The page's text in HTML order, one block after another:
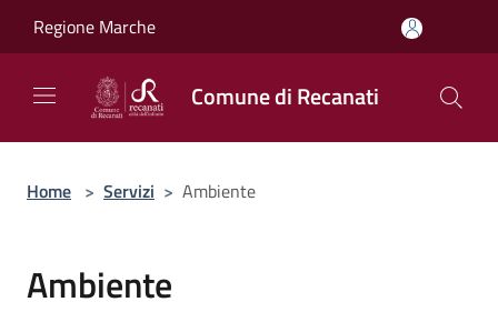
Regione Marche
Comune di Recanati
Home > Servizi > Ambiente
Ambiente